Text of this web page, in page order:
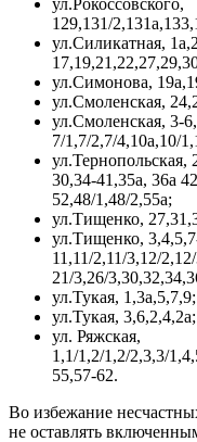
129,131/
ул.Силикатная,
ул.Симонова,
ул.Смоленская,
ул.Смоленская, 3-6,
7/1,7/2,7/4,10а,10/
ул.Тернопольская,
30,34-41,35а, 36а
52,48/1,48/2,55а;
ул.Тищенко,
ул.Тищенко,
11,11/2,11/3,12/
21/3,26/
ул.Тукая, 1,3а,5,7,9;
ул.Тукая, 3,6,2,4,2а;
ул. Ряжская,
1,1/1,2/1,2/2,3,3/
55,57-62.
Во избежание
не оставлять